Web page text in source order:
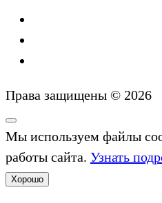
Права защищены © 2026
Мы используем файлы
работы сайта. Узнать
Хорошо